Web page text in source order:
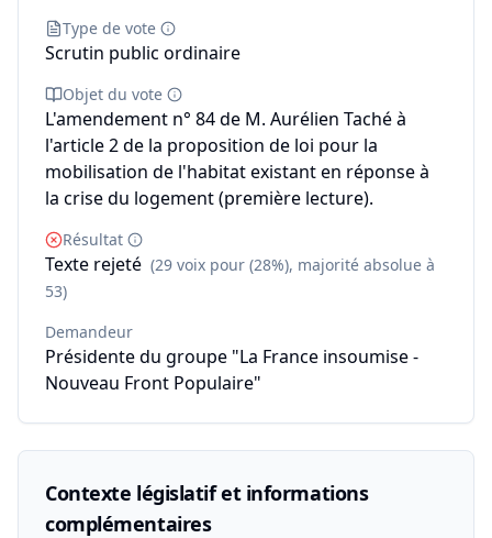
Type de vote
Scrutin public ordinaire
Objet du vote
L'amendement n° 84 de M. Aurélien Taché à
l'article 2 de la proposition de loi pour la
mobilisation de l'habitat existant en réponse à
la crise du logement (première lecture).
Résultat
Texte rejeté (29 voix pour (28%), majorité absolue à
53)
Demandeur
Présidente du groupe "La France insoumise -
Nouveau Front Populaire"
Contexte législatif et informations
complémentaires